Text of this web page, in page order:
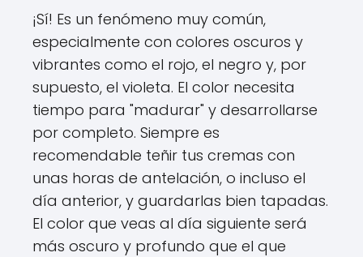
¡Sí! Es un fenómeno muy común,
especialmente con colores oscuros y
vibrantes como el rojo, el negro y, por
supuesto, el violeta. El color necesita
tiempo para "madurar" y desarrollarse
por completo. Siempre es
recomendable teñir tus cremas con
unas horas de antelación, o incluso el
día anterior, y guardarlas bien tapadas.
El color que veas al día siguiente será
más oscuro y profundo que el que